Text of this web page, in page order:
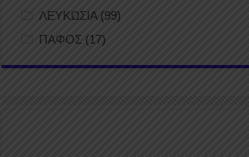
ΛΕΥΚΩΣΙΑ(99)
ΠΑΦΟΣ (17)